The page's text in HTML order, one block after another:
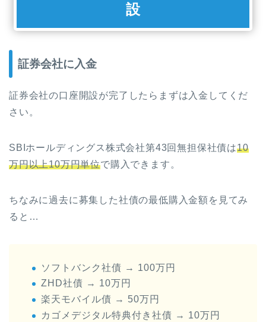
設
証券会社に入金
証券会社の口座開設が完了したらまずは入金してくだ
さい。
SBIホールディングス株式会社第43回無担保社債は10
万円以上10万円単位で購入できます。
ちなみに過去に募集した社債の最低購入金額を見てみ
ると…
ソフトバンク社債 → 100万円
ZHD社債 → 10万円
楽天モバイル債 → 50万円
カゴメデジタル特典付き社債 → 10万円